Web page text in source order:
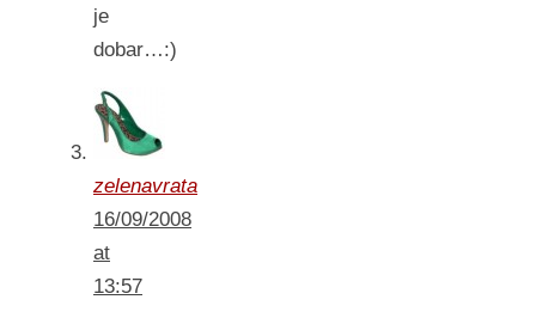
je
dobar…:)
zelenavrata
16/09/2008
at
13:57